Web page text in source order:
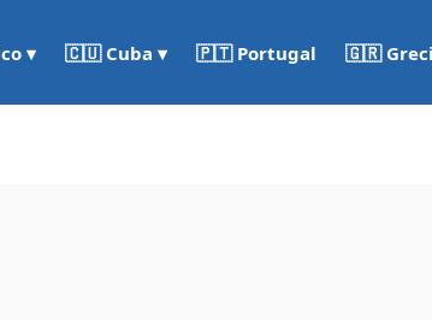
▾ 🇨🇺 Cuba ▾ 🇵🇹 Portugal 🇬🇷